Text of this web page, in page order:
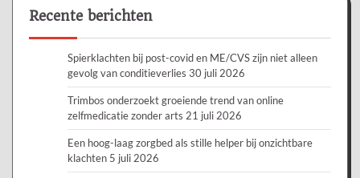
Recente berichten
Spierklachten bij post-covid en ME/CVS zijn niet alleen
gevolg van conditieverlies 30 juli 2026
Trimbos onderzoekt groeiende trend van online
zelfmedicatie zonder arts 21 juli 2026
Een hoog-laag zorgbed als stille helper bij onzichtbare
klachten 5 juli 2026